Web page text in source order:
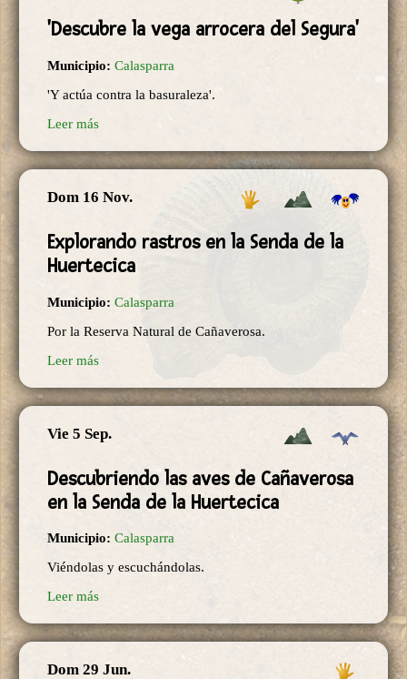
'Descubre la vega arrocera del Segura'
Municipio: Calasparra
'Y actúa contra la basuraleza'.
Leer más
Dom 16 Nov.
Explorando rastros en la Senda de la
Huertecica
Municipio: Calasparra
Por la Reserva Natural de Cañaverosa.
Leer más
Vie 5 Sep.
Descubriendo las aves de Cañaverosa
en la Senda de la Huertecica
Municipio: Calasparra
Viéndolas y escuchándolas.
Leer más
Dom 29 Jun.